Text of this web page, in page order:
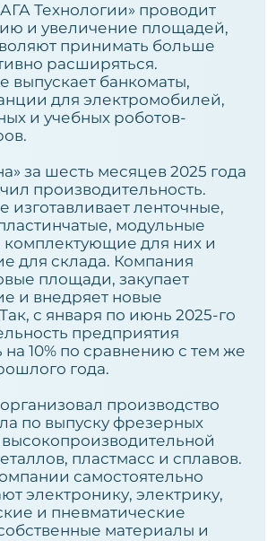
Технологии» проводит
и увеличение площадей,
принимать больше
расширяться.
выпускает банкоматы,
для электромобилей,
и учебных роботов-
за шесть месяцев 2025 года
производительность.
изготавливает ленточные,
модульные
комплектующие для них и
для склада. Компания
площади, закупает
и внедряет новые
с января по июнь 2025-го
предприятия
на 10% по сравнению с тем же
года.
производство
по выпуску фрезерных
пластмасс и сплавов.
самостоятельно
электронику, электрику,
и пневматические
материалы и